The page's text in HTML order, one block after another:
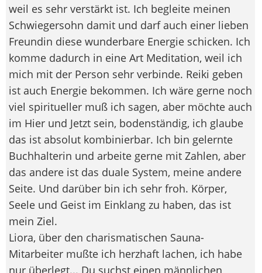
weil es sehr verstärkt ist. Ich begleite meinen
Schwiegersohn damit und darf auch einer lieben
Freundin diese wunderbare Energie schicken. Ich
komme dadurch in eine Art Meditation, weil ich
mich mit der Person sehr verbinde. Reiki geben
ist auch Energie bekommen. Ich wäre gerne noch
viel spiritueller muß ich sagen, aber möchte auch
im Hier und Jetzt sein, bodenständig, ich glaube
das ist absolut kombinierbar. Ich bin gelernte
Buchhalterin und arbeite gerne mit Zahlen, aber
das andere ist das duale System, meine andere
Seite. Und darüber bin ich sehr froh. Körper,
Seele und Geist im Einklang zu haben, das ist
mein Ziel.
Liora, über den charismatischen Sauna-
Mitarbeiter mußte ich herzhaft lachen, ich habe
nur überlegt... Du suchst einen männlichen